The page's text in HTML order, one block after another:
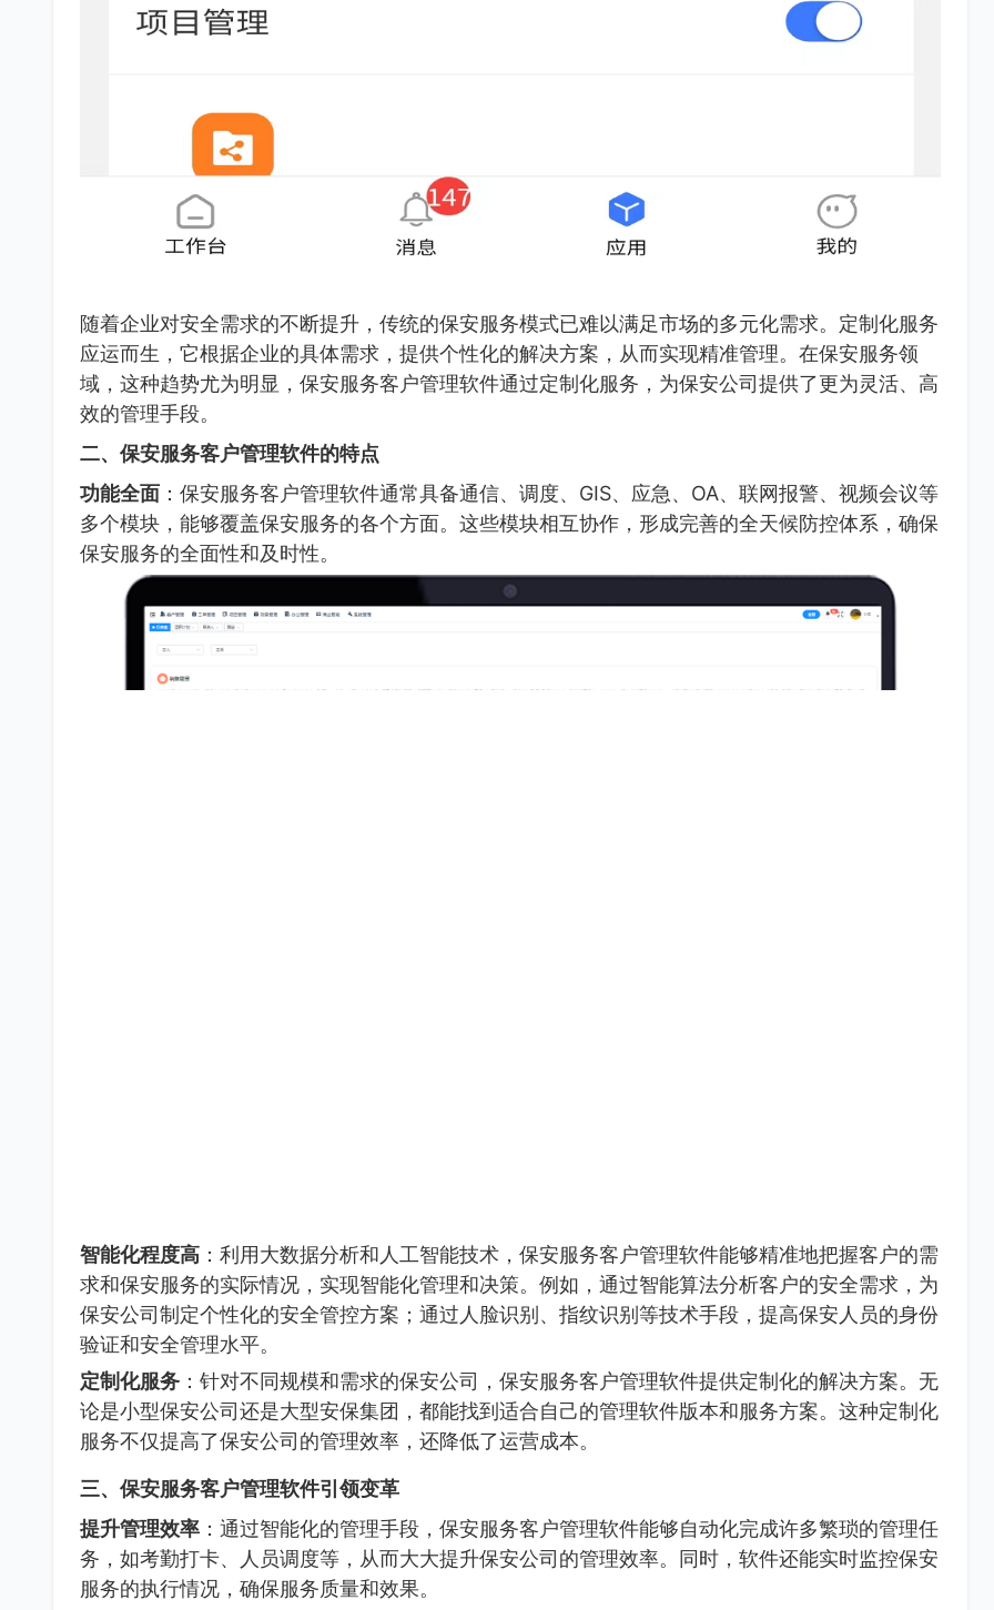
随着企业对安全需求的不断提升，传统的保安服务模式已难以满足市场的多元化需求。定制化服务
应运而生，它根据企业的具体需求，提供个性化的解决方案，从而实现精准管理。在保安服务领
域，这种趋势尤为明显，保安服务客户管理软件通过定制化服务，为保安公司提供了更为灵活、高
效的管理手段。
二、保安服务客户管理软件的特点
功能全面 ：保安服务客户管理软件通常具备通信、调度、GIS、应急、OA、联网报警、视频会议等
多个模块，能够覆盖保安服务的各个方面。这些模块相互协作，形成完善的全天候防控体系，确保
保安服务的全面性和及时性。
智能化程度高 ：利用大数据分析和人工智能技术，保安服务客户管理软件能够精准地把握客户的需
求和保安服务的实际情况，实现智能化管理和决策。例如，通过智能算法分析客户的安全需求，为
保安公司制定个性化的安全管控方案；通过人脸识别、指纹识别等技术手段，提高保安人员的身份
验证和安全管理水平。
定制化服务 ：针对不同规模和需求的保安公司，保安服务客户管理软件提供定制化的解决方案。无
论是小型保安公司还是大型安保集团，都能找到适合自己的管理软件版本和服务方案。这种定制化
服务不仅提高了保安公司的管理效率，还降低了运营成本。
三、保安服务客户管理软件引领变革
提升管理效率 ：通过智能化的管理手段，保安服务客户管理软件能够自动化完成许多繁琐的管理任
务，如考勤打卡、人员调度等，从而大大提升保安公司的管理效率。同时，软件还能实时监控保安
服务的执行情况，确保服务质量和效果。